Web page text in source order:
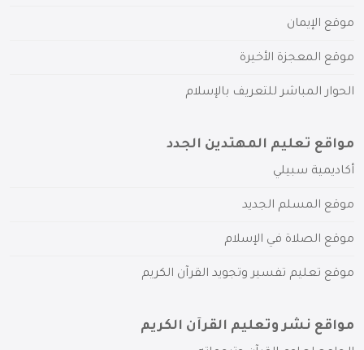
موقع الإيمان
موقع المعجزة الأخيرة
الحوار المباشر للتعريف بالإسلام
مواقع تعليم المهتدين الجدد
أكاديمية سبيلي
موقع المسلم الجديد
موقع الصلاة في الإسلام
موقع تعليم تفسير وتجويد القرآن الكريم
مواقع نشر وتعليم القرآن الكريم